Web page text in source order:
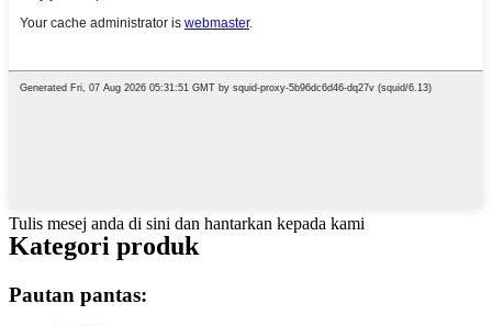
Tulis mesej anda di sini dan hantarkan kepada kami
Kategori produk
Pautan pantas: